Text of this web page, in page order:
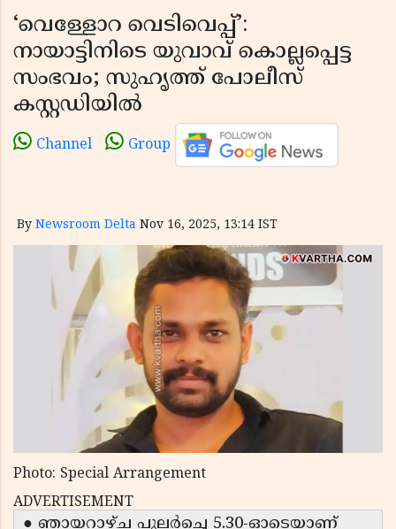
‘വെള്ളോറ വെടിവെപ്പ്’:
നായാട്ടിനിടെ യുവാവ് കൊല്ലപ്പെട്ട
സംഭവം; സുഹൃത്ത് പോലീസ്
കസ്റ്റഡിയിൽ
Channel Group
By Newsroom Delta Nov 16, 2025, 13:14 IST
Photo: Special Arrangement
ADVERTISEMENT
● ഞായറാഴ്ച പുലർച്ചെ 5.30-ഓടെയാണ്